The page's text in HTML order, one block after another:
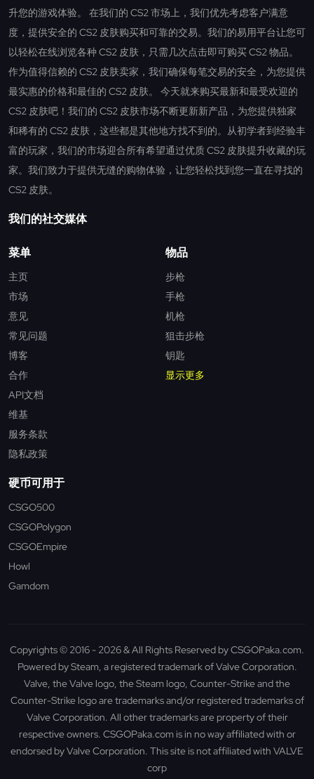
升您的游戏体验。 在我们的 CS2 市场上，我们优先考虑客户满意
度，提供安全的 CS2 皮肤购买和可靠的交易。我们的易用平台让您可
以轻松在线浏览各种 CS2 皮肤，只需几次点击即可购买 CS2 物品。
作为值得信赖的 CS2 皮肤卖家，我们确保每笔交易的安全，为您提供
最实惠的价格和最佳的 CS2 皮肤。 今天就来购买最新和最受欢迎的
CS2 皮肤吧！我们的 CS2 皮肤市场不断更新新产品，为您提供独家
和稀有的 CS2 皮肤，这些都是其他地方找不到的。从初学者到经验丰
富的玩家，我们的市场迎合所有希望通过优质 CS2 皮肤提升收藏的玩
家。我们致力于提供无缝的购物体验，让您轻松找到您一直在寻找的
CS2 皮肤。
我们的社交媒体
菜单
主页
市场
意见
常见问题
博客
合作
API文档
维基
服务条款
隐私政策
物品
步枪
手枪
机枪
狙击步枪
钥匙
显示更多
硬币可用于
CSGO500
CSGOPolygon
CSGOEmpire
Howl
Gamdom
Copyrights © 2016 - 2026 & All Rights Reserved by CSGOPaka.com.
Powered by Steam, a registered trademark of Valve Corporation.
Valve, the Valve logo, the Steam logo, Counter-Strike and the
Counter-Strike logo are trademarks and/or registered trademarks of
Valve Corporation. All other trademarks are property of their
respective owners. CSGOPaka.com is in no way affiliated with or
endorsed by Valve Corporation. This site is not affiliated with VALVE
corp